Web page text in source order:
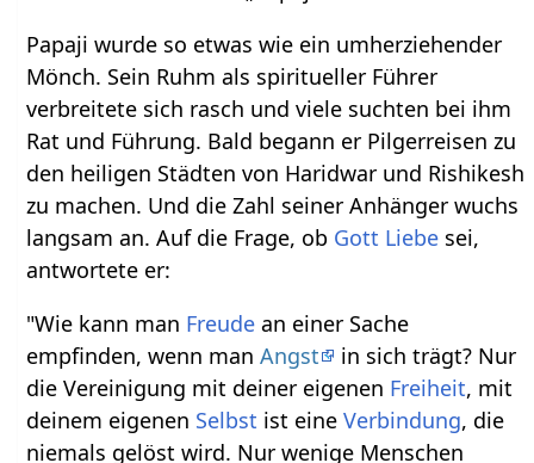
Papaji wurde so etwas wie ein umherziehender
Mönch. Sein Ruhm als spiritueller Führer
verbreitete sich rasch und viele suchten bei ihm
Rat und Führung. Bald begann er Pilgerreisen zu
den heiligen Städten von Haridwar und Rishikesh
zu machen. Und die Zahl seiner Anhänger wuchs
langsam an. Auf die Frage, ob Gott Liebe sei,
antwortete er:
"Wie kann man Freude an einer Sache
empfinden, wenn manAngst
in sich trägt? Nur
die Vereinigung mit deiner eigenen Freiheit, mit
deinem eigenen Selbst ist eineVerbindung, die
niemals gelöst wird. Nur wenige Menschen